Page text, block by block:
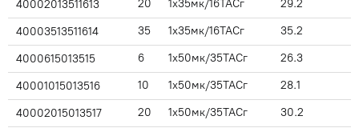
40002013511613 20 1x35мк/16ТАСг 29.2
40003513511614 35 1x35мк/16ТАСг 35.2
4000615013515 6 1x50мк/35ТАСг 26.3
40001015013516 10 1x50мк/35ТАСг 28.1
40002015013517 20 1x50мк/35ТАСг 30.2